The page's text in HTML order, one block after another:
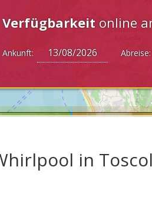
Verfügbarkeit online
Ankunft: Abreise:
in